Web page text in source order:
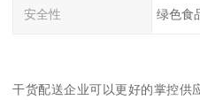
安全性 绿色食
干货配送企业可以更好的掌控供